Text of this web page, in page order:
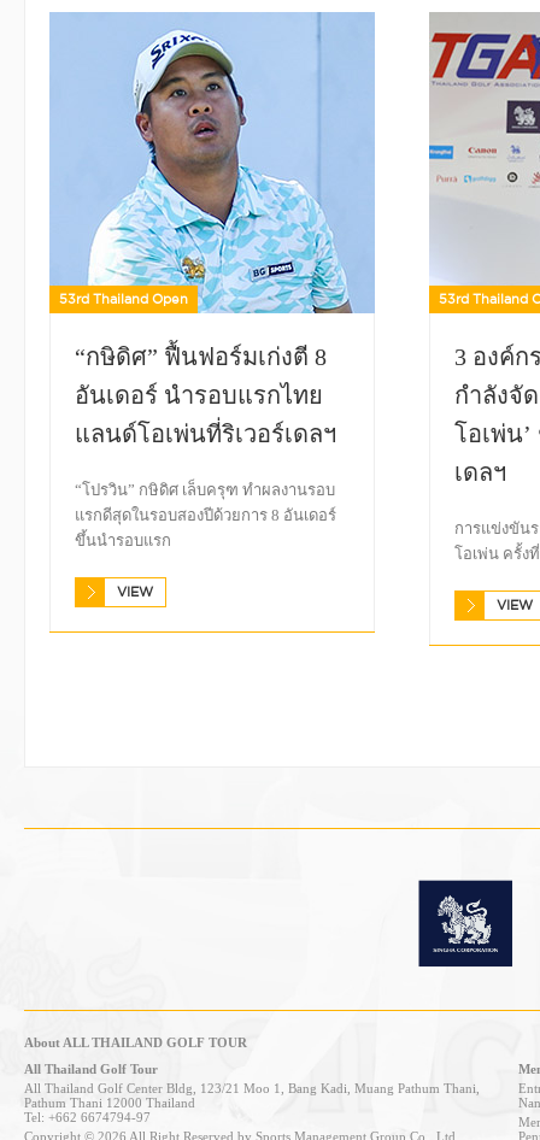
53rd Thailand Open
“กษิดิศ” ฟื้นฟอร์มเก่งตี 8
อันเดอร์ นำรอบแรกไทย
แลนด์โอเพ่นที่ริเวอร์เดลฯ
“โปรวิน” กษิดิศ เล็บครุฑ ทำผลงานรอบ
แรกดีสุดในรอบสองปีด้วยการ 8 อันเดอร์
ขึ้นนำรอบแรก
VIEW
53rd Thailand
3 องค์ก
กำลังจั
โอเพ่น
เดลฯ
การแข่งขัน
โอเพ่น ครั้ง
VIEW
About ALL THAILAND GOLF TOUR
All Thailand Golf Tour
All Thailand Golf Center Bldg, 123/21 Moo 1, Bang Kadi, Muang Pathum Thani,
Pathum Thani 12000 Thailand
Tel: +662 6674794-97
Copyright © 2026 All Right Reserved by Sports Management Group Co., Ltd.